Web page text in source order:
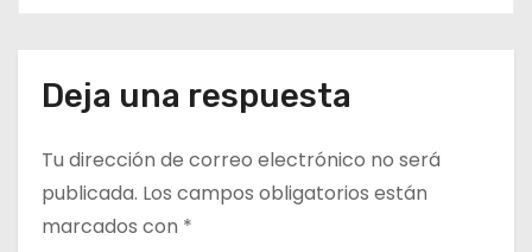
t
r
a
Deja una respuesta
Tu dirección de correo electrónico no será
publicada. Los campos obligatorios están
marcados con *